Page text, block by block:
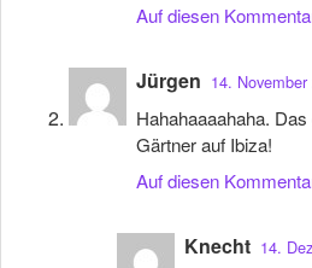
Auf diesen
Jürgen 14.
Hahahaaaahaha.
Gärtner auf Ibiza!
Auf diesen
Knecht 14.